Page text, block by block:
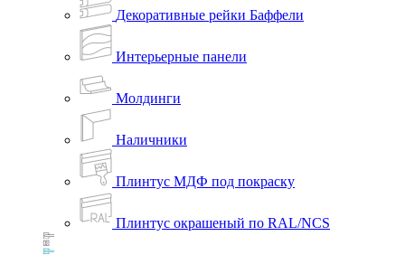
Декоративные рейки Баффели
Интерьерные панели
Молдинги
Наличники
Плинтус МДФ под покраску
Плинтус окрашеный по RAL/NCS